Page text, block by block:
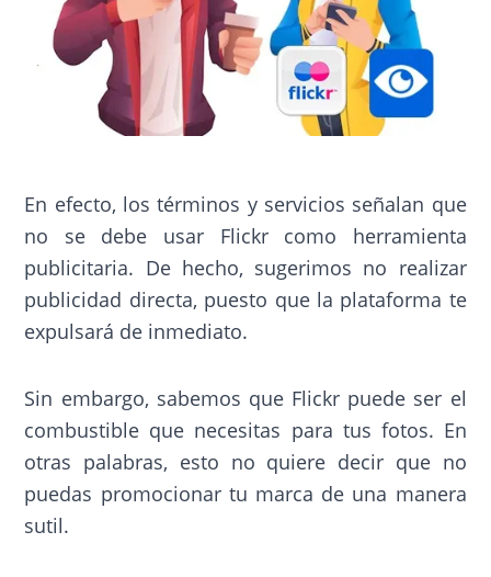
En efecto, los términos y servicios señalan que
no se debe usar Flickr como herramienta
publicitaria. De hecho, sugerimos no realizar
publicidad directa, puesto que la plataforma te
expulsará de inmediato.
Sin embargo, sabemos que Flickr puede ser el
combustible que necesitas para tus fotos. En
otras palabras, esto no quiere decir que no
puedas promocionar tu marca de una manera
sutil.